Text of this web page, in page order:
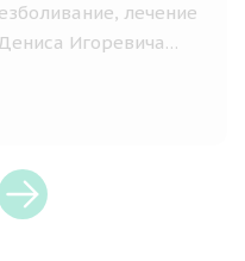
лечение
Игоревича
и возможных
и
хороший,